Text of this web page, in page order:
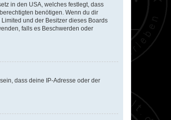
in den USA, welches festlegt, dass
benötigen. Wenn du dir
und der Besitzer dieses Boards
falls es Beschwerden oder
dass deine IP-Adresse oder der